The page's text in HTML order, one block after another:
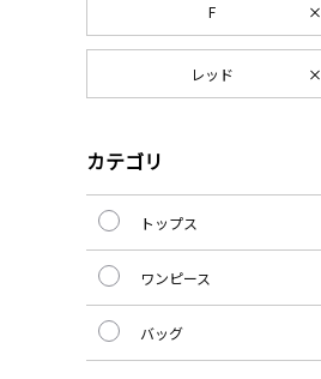
F
レッド
カテゴリ
トップス
ワンピース
バッグ